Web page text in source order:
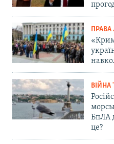
ВІЙНА
БпЛА
це?